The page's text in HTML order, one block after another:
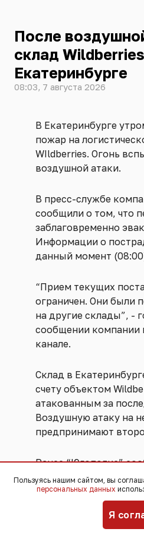
После
склад
Екатеринбурге
08:03, 7 августа 2026
В Екатеринбурге
пожар на
WIldberries. Огонь
воздушной атаки.
В пресс-службе
сообщили о том, что
заблаговременно
Информации о
данный момент
“Прием текущих
ограничен. Они были
на другие склады”, -
сообщении компании
канале.
Склад в
счету объектом
атакованным за
Воздушную атаку на
предпринимают
Ранее “Югополис”
конце июля после
БПЛАпроизошёл
Чкаловском районе.
кв. метров,
Пользуясь нашим сайтом, вы
персональных данных
Я